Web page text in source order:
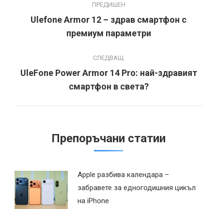
navigation
ПРЕДИШЕН
Previous
post:
Ulefone Armor 12 – здрав смартфон с
премиум параметри
СЛЕДВАЩ
Next
post:
UleFone Power Armor 14 Pro: най-здравият
смартфон в света?
Препоръчани статии
Apple разбива календара –
забравете за едногодишния цикъл
на iPhone